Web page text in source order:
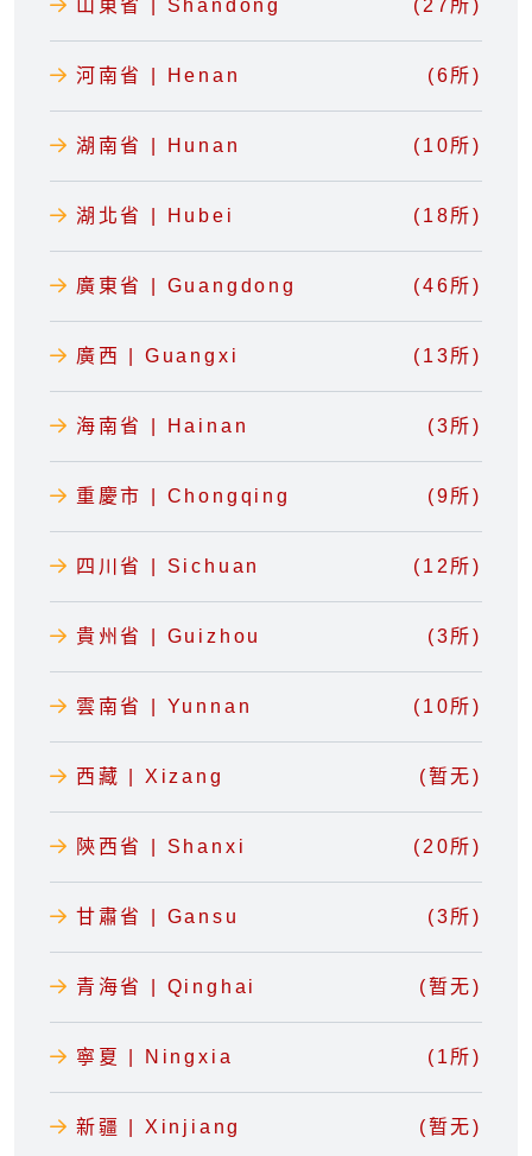
山東省 | Shandong (27所)
河南省 | Henan (6所)
湖南省 | Hunan (10所)
湖北省 | Hubei (18所)
廣東省 | Guangdong (46所)
廣西 | Guangxi (13所)
海南省 | Hainan (3所)
重慶市 | Chongqing (9所)
四川省 | Sichuan (12所)
貴州省 | Guizhou (3所)
雲南省 | Yunnan (10所)
西藏 | Xizang (暂无)
陝西省 | Shanxi (20所)
甘肅省 | Gansu (3所)
青海省 | Qinghai (暂无)
寧夏 | Ningxia (1所)
新疆 | Xinjiang (暂无)